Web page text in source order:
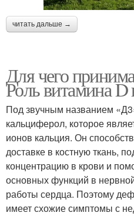
читать дальше →
Для чего
Роль витамина D
Под звучным названием
кальциферол, которое
ионов кальция. Он
доставке в костную ткань,
концентрацию в крови и
основных функций в
работы сердца. Поэтому
имеет схожие симптомы с